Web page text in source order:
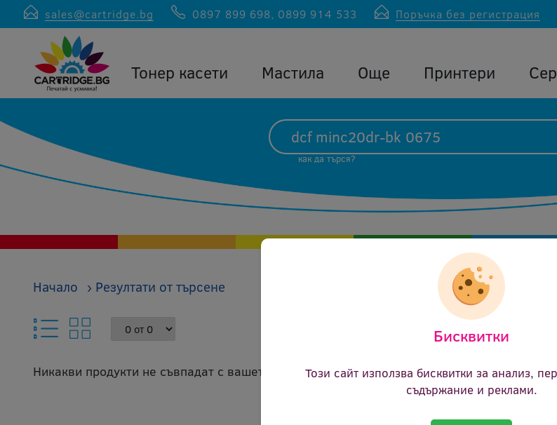
sales@cartridge.bg 0897 899 698, 0899 914 533 Поръчка без регистрация
Тонер касети Мастила Още Принтери
как да търся?
Начало › Резултати от търсене
Никакви продукти не съвпадат с вашето запитване.
Бисквитки
Този сайт използва бисквитки за анализ,
съдържание и реклами.